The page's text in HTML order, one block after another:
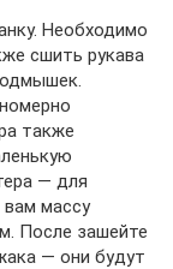
Необходимо
сшить рукава
также
— для
массу
После зашейте
— они будут